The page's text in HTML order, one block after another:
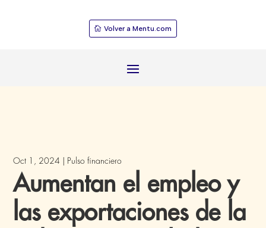
Volver a Mentu.com
Oct 1, 2024 Pulso financiero
Aumentan el empleo y
las exportaciones de la